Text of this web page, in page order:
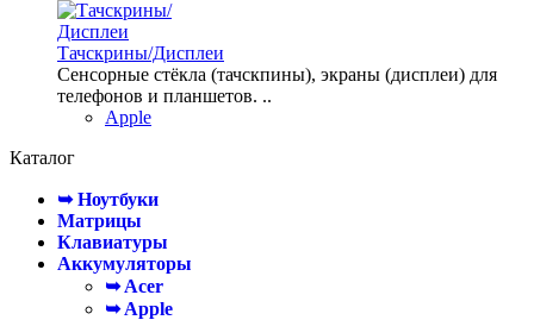
Тачскрины/Дисплеи
Сенсорные стёкла (тачскпины), экраны (дисплеи) для
телефонов и планшетов. ..
Apple
Каталог
➥ Ноутбуки
Матрицы
Клавиатуры
Аккумуляторы
➥ Acer
➥ Apple